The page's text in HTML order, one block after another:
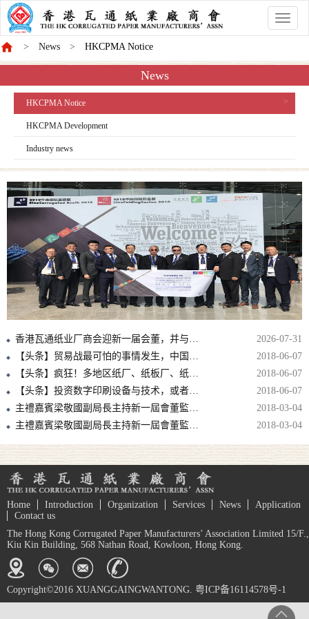
香
港
會
News HKCPMA Notice
News
HKCPMA Notice
HKCPMA Development
Industry news
香港瓦通纸业厂商会迎新一届会董，并与中包联纸委会结战略合作伙伴！！
2026-07-31
【头条】贸易战最可怕的事情发生，中国拿美废再动刀，国废可能要涨上天！
2018-06-07
【头条】疯狂！多地区纸厂、纸板厂、纸箱厂纷纷发出5月涨价函！
2018-06-07
【头条】投资数字印刷设备与技术，或者至少准备投资，是避免落后的必要条件！
2018-06-07
主禮嘉賓梁敬國副局長主持新一屆會董監誓儀式
2018-03-04
主禮嘉賓梁敬國副局長主持新一屆會董監誓儀式
2018-03-04
Home Introduction Organization Services News
Application
Contact us
The Hong Kong Corrugated Paper Manufacturers’ Association Limited 15/F.,
Kiu Kin Building, 568 Nathan Road, Kowloon, Hong Kong.
Copyright©2016 XUANGGAINGWANTONG. 粤ICP备16114578号-1